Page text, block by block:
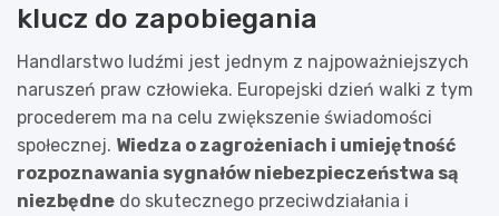
klucz do zapobiegania
Handlarstwo ludźmi jest jednym z najpoważniejszych
naruszeń praw człowieka. Europejski dzień walki z tym
procederem ma na celu zwiększenie świadomości
społecznej. Wiedza o zagrożeniach i umiejętność
rozpoznawania sygnałów niebezpieczeństwa są
niezbędne do skutecznego przeciwdziałania i